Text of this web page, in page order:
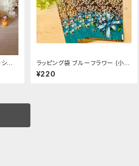
ラッピング袋 ブルーフラワー (小)４
枚入り
¥220